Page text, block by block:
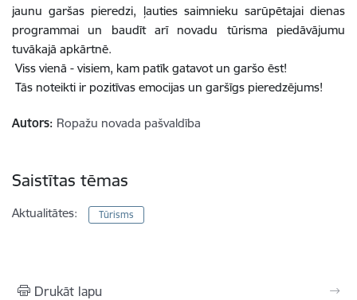
jaunu garšas pieredzi, ļauties saimnieku sarūpētajai dienas
programmai un baudīt arī novadu tūrisma piedāvājumu
tuvākajā apkārtnē.
Viss vienā - visiem, kam patīk gatavot un garšo ēst!
Tās noteikti ir pozitīvas emocijas un garšīgs pieredzējums!
Autors: Ropažu novada pašvaldība
Saistītas tēmas
Aktualitātes: Tūrisms
Drukāt lapu